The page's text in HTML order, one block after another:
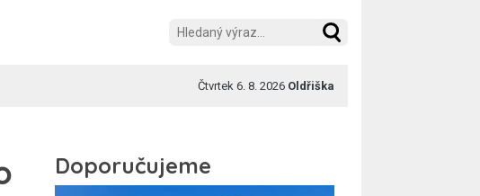
Čtvrtek 6. 8. 2026 Oldřiška